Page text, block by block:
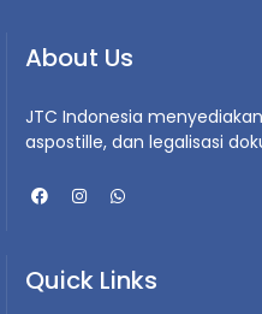
About Us
JTC Indonesia
aspostille, dan legalisasi
Quick Links